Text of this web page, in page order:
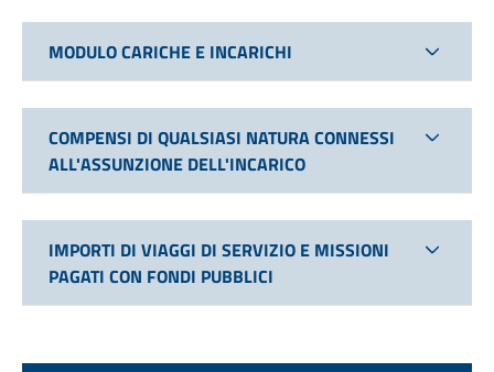
MODULO CARICHE E INCARICHI
COMPENSI DI QUALSIASI NATURA CONNESSI
ALL'ASSUNZIONE DELL'INCARICO
IMPORTI DI VIAGGI DI SERVIZIO E MISSIONI
PAGATI CON FONDI PUBBLICI